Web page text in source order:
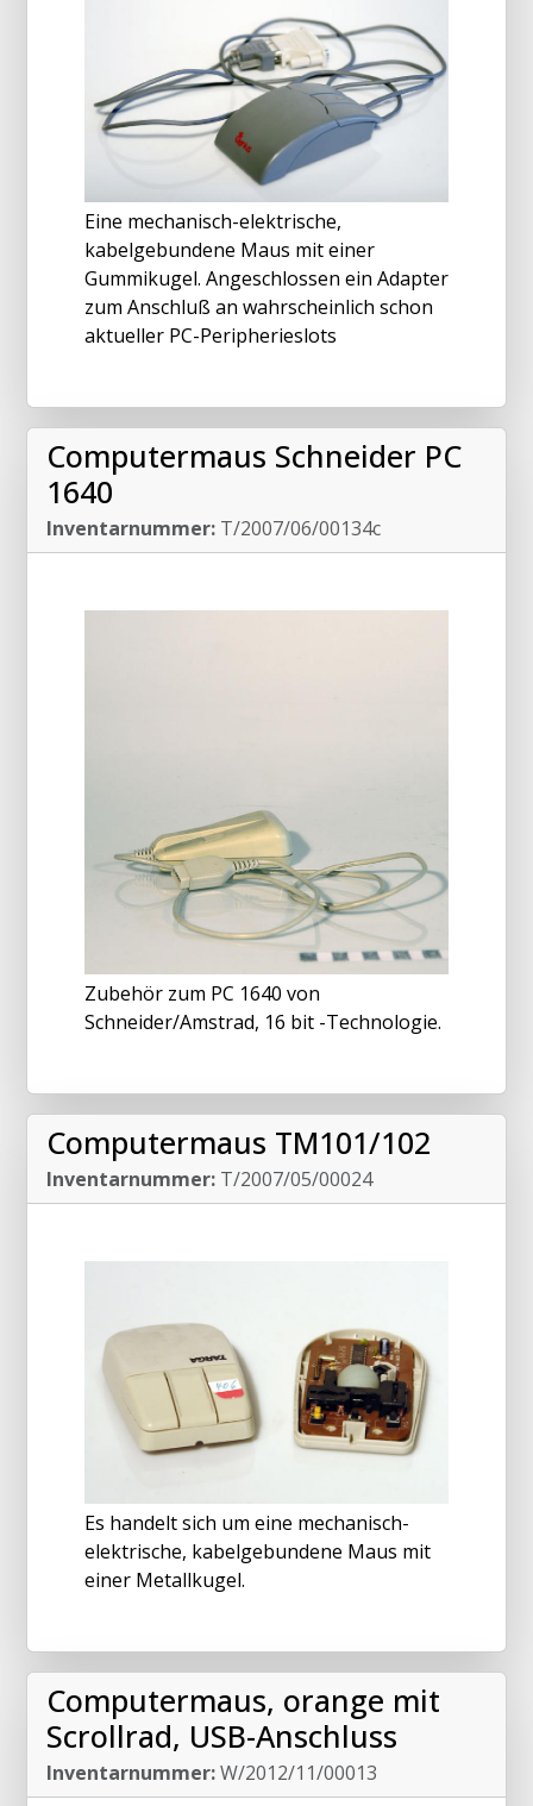
Eine mechanisch-elektrische,
kabelgebundene Maus mit einer
Gummikugel. Angeschlossen ein Adapter
zum Anschluß an wahrscheinlich schon
aktueller PC-Peripherieslots
Computermaus Schneider PC
1640
Inventarnummer: T/2007/06/00134c
Zubehör zum PC 1640 von
Schneider/Amstrad, 16 bit -Technologie.
Computermaus TM101/102
Inventarnummer: T/2007/05/00024
Es handelt sich um eine mechanisch-
elektrische, kabelgebundene Maus mit
einer Metallkugel.
Computermaus, orange mit
Scrollrad, USB-Anschluss
Inventarnummer:W/2012/11/00013